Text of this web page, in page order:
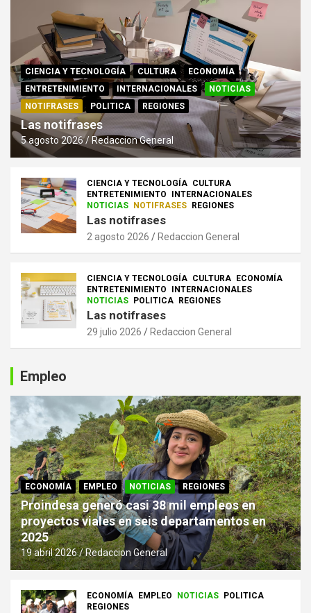
CIENCIA Y TECNOLOGÍA CULTURA
ECONOMÍA
ENTRETENIMIENTO
INTERNACIONALES
NOTICIAS
NOTIFRASES
POLITICA REGIONES
Las notifrases
5 agosto 2026 Redaccion General
CIENCIA Y TECNOLOGÍA CULTURA
ENTRETENIMIENTO
INTERNACIONALES
NOTICIAS
NOTIFRASES REGIONES
Las notifrases
2 agosto 2026 Redaccion General
CIENCIA Y TECNOLOGÍA CULTURA
ECONOMÍA
ENTRETENIMIENTO
INTERNACIONALES
NOTICIAS
POLITICA REGIONES
Las notifrases
29 julio 2026 Redaccion General
Empleo
ECONOMÍA EMPLEO NOTICIAS REGIONES
Proindesa generó casi 38 mil empleos en
proyectos viales en seis departamentos en
2025
19 abril 2026 Redaccion General
ECONOMÍA EMPLEO NOTICIAS POLITICA
REGIONES